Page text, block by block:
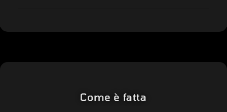
Come è fatta